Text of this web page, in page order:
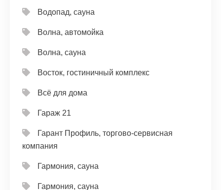
Водопад, сауна
Волна, автомойка
Волна, сауна
Восток, гостиничный комплекс
Всё для дома
Гараж 21
Гарант Профиль, торгово-сервисная
компания
Гармония, сауна
Гармония, сауна